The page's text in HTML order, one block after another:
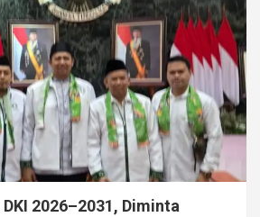
2026–2031, Diminta